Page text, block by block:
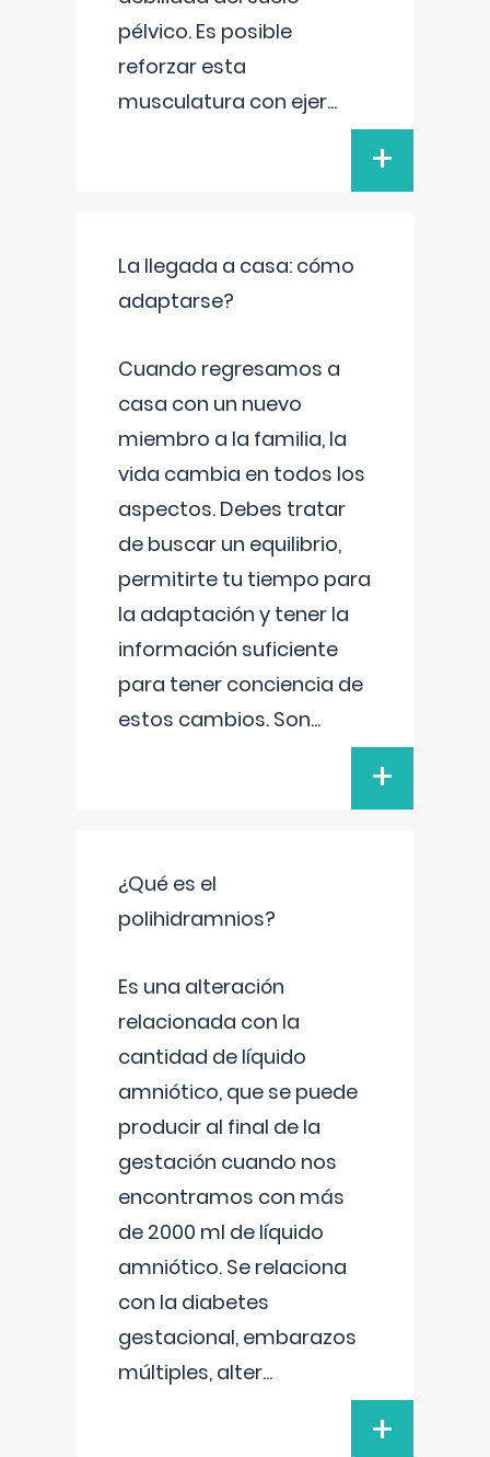
pélvico. Es posible
reforzar esta
musculatura con ejer...
+
La llegada a casa: cómo
adaptarse?
Cuando regresamos a
casa con un nuevo
miembro a la familia, la
vida cambia en todos los
aspectos. Debes tratar
de buscar un equilibrio,
permitirte tu tiempo para
la adaptación y tener la
información suficiente
para tener conciencia de
estos cambios. Son...
+
¿Qué es el
polihidramnios?
Es una alteración
relacionada con la
cantidad de líquido
amniótico, que se puede
producir al final de la
gestación cuando nos
encontramos con más
de 2000 ml de líquido
amniótico. Se relaciona
con la diabetes
gestacional, embarazos
múltiples, alter...
+